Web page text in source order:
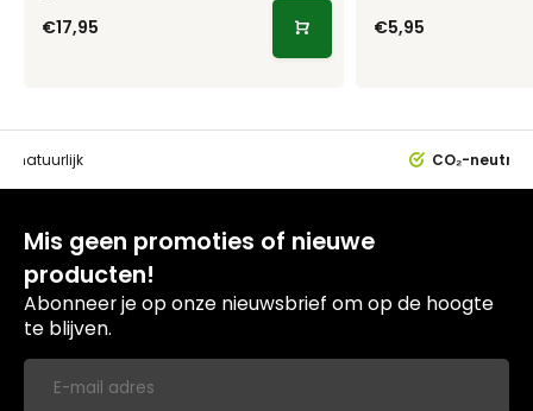
€17,95 €5,95
natuurlijk CO₂-
Mis geen promoties of nieuwe
producten!
Abonneer je op onze nieuwsbrief om op de hoogte
te blijven.